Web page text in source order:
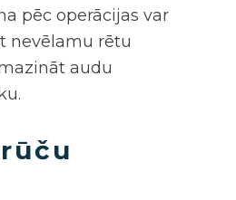
pēc operācijas var
nevēlamu rētu
audu